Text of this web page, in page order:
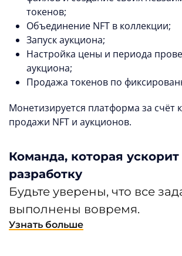
токенов;
Объединение NFT в коллекции;
Запуск аукциона;
Настройка цены и периода
аукциона;
Продажа токенов по
Монетизируется платформа за счёт
продажи NFT и аукционов.
Команда, которая ускорит
разработку
Будьте уверены, что все
выполнены вовремя.
Узнать больше